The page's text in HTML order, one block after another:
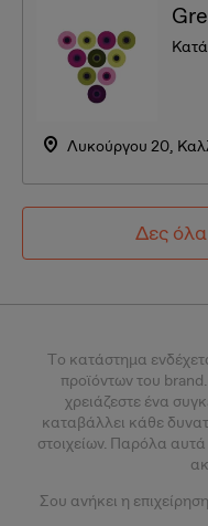
Λυκούργου 20,
Δες
Tο κατάστημα
προϊόντων του
χρειάζεστε ένα
καταβάλλει κάθε
στοιχείων. Παρόλα αυτά
Σου ανήκει η